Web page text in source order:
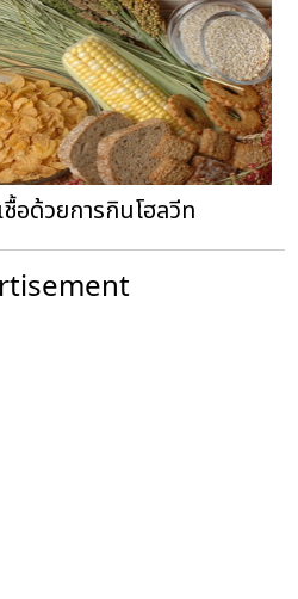
อด้วยการกินโฮลวีท